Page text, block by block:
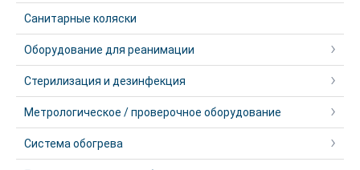
Санитарные коляски
Оборудование для реанимации
Стерилизация и дезинфекция
Метрологическое / проверочное оборудование
Система обогрева